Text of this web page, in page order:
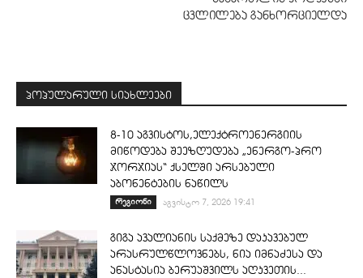
ცვლილება განხორციელდა
პოპულარული სიახლეები
8-10 აგვისტოს,ელექტროენერგიის
მიწოდება შეეზღუდება „ენერგო-პრო
ჯორჯიას“ ქსელში არსებული
აბონენტების ნაწილს
რეგიონი აგვისტო 7, 2026 19:41
გიგა ავალიანის საქმეზე დაკავებულ
არასრულწლოვნებს, ნია იმნაძესა და
ანასტასია ბერუაშვილს აღკვეთის...